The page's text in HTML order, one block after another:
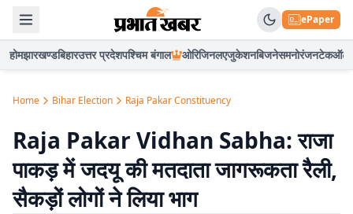
ePaper
होमझारखण्डबिहारउत्तर प्रदेशपश्चिम बंगाल ओरिजिनलएजुकेशनबिजनेसमनोरंजनटेकऑटो
Home Bihar Election Raja Pakar Constituency
Raja Pakar Vidhan Sabha: राजा
पाकड़ में जदयू की मतदाता जागरूकता रैली,
सैकड़ों लोगों ने लिया भाग